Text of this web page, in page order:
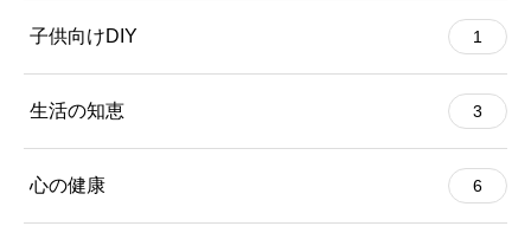
子供向けDIY 1
生活の知恵 3
心の健康 6